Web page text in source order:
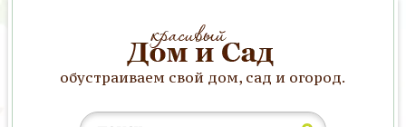
обустраиваем свой дом, сад и огород.